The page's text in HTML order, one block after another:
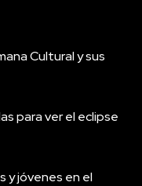
Cultural y sus
para ver el eclipse
y jóvenes en el